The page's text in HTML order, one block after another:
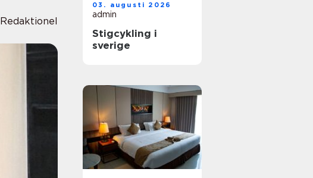
Redaktionel
03. augusti 2026
admin
Stigcykling i
sverige